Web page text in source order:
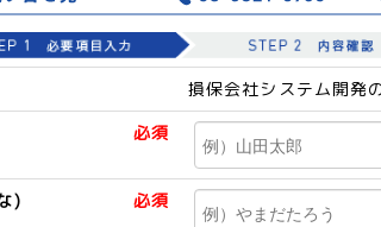
損保会社システム開発
必須
) 必須